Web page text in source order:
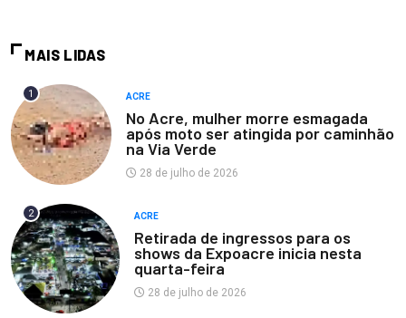
MAIS LIDAS
1 ACRE
No Acre, mulher morre esmagada
após moto ser atingida por caminhão
na Via Verde
28 de julho de 2026
2 ACRE
Retirada de ingressos para os
shows da Expoacre inicia nesta
quarta-feira
28 de julho de 2026